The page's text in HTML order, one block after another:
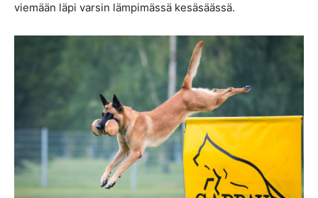
viemään läpi varsin lämpimässä kesäsäässä.